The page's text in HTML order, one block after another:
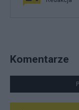
Komentarze